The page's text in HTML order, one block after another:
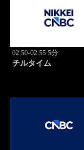
02:50-02:55 5分
チルタイム